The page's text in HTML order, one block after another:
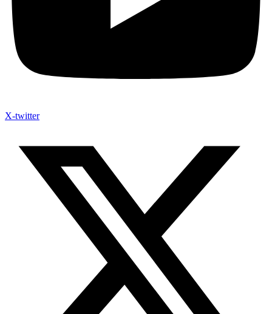
X-twitter